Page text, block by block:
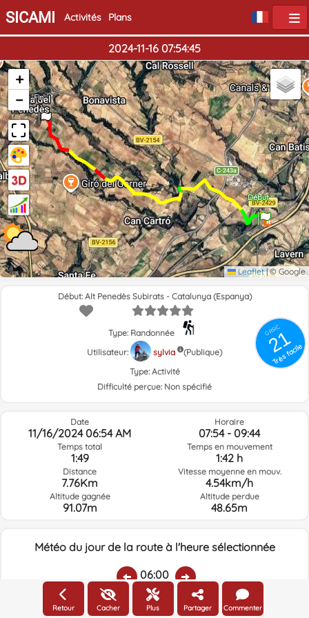
SICAMI Activités Plans
2024-11-16 07:54:45
Début
Fin
+
−
Leaflet |© Google
GRSIC
21
Très facile
Début: Alt Penedès Subirats - Catalunya (Espanya)
Type: Randonnée
Utilisateur:
sylvia
(Publique)
Type: Activité
Difficulté perçue: Non spécifié
Date
11/16/2024 06:54 AM
Temps total
1:49
Distance
7.76Km
Altitude gagnée
91.07m
Horaire
07:54 - 09:44
Temps en mouvement
1:42 h
Vitesse moyenne en mouv.
4.54km/h
Altitude perdue
48.65m
Météo du jour de la route à l'heure sélectionnée
06:00
Température: Pluie:Humidité relative:Vitesse vent: Direction vent:
Retour Cacher Plus Partager Commenter